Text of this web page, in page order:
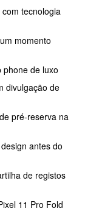
tecnologia
momento
phone de luxo
divulgação de
pré-reserva na
antes do
de registos
11 Pro Fold